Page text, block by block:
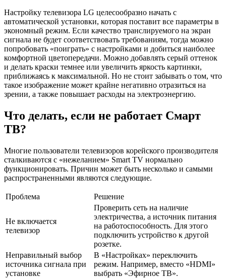
Настройку телевизора LG целесообразно начать с
автоматической установки, которая поставит все параметры в
экономный режим. Если качество транслируемого на экран
сигнала не будет соответствовать требованиям, тогда можно
попробовать «поиграть» с настройками и добиться наиболее
комфортной цветопередачи. Можно добавлять серый оттенок
и делать краски темнее или увеличить яркость картинки,
приближаясь к максимальной. Но не стоит забывать о том, что
такое изображение может крайне негативно отразиться на
зрении, а также повышает расходы на электроэнергию.
Что делать, если не работает Смарт
ТВ?
Многие пользователи телевизоров корейского производителя
сталкиваются с «нежеланием» Smart TV нормально
функционировать. Причин может быть несколько и самыми
распространенными являются следующие.
Проблема Решение
Не включается
телевизор
Проверить сеть на наличие
электричества, а источник питания
на работоспособность. Для этого
подключить устройство к другой
розетке.
Неправильный выбор
источника сигнала при
установке
В «Настройках» переключить
режим. Например, вместо «HDMI»
выбрать «Эфирное ТВ».